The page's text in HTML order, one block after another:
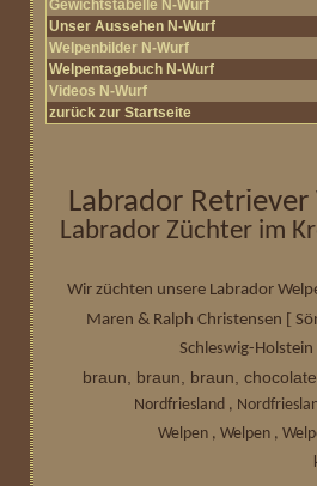
Gewichtstabelle N-Wurf
Unser Aussehen N-Wurf
Welpenbilder N-Wurf
Welpentagebuch N-Wurf
Videos N-Wurf
zurück zur Startseite
Labrador
Labrador Züchter im
Wir züchten unsere Labrador
Maren & Ralph Christensen [
Schleswig-
braun, braun, braun,
Nordfriesland ,
Welpen , Welpen ,